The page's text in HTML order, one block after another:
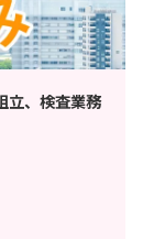
立、検査業務